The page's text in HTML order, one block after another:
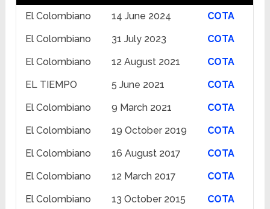
El Colombiano 14 June 2024
COTA
El Colombiano
31 July 2023
COTA
El Colombiano
12 August 2021
COTA
EL TIEMPO
5 June 2021
COTA
El Colombiano
9 March 2021
COTA
El Colombiano
19 October 2019
COTA
El Colombiano
16 August 2017
COTA
El Colombiano
12 March 2017
COTA
El Colombiano
13 October 2015
COTA